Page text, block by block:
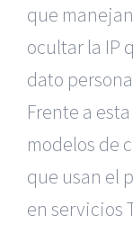
que
ocultar la IP
dato
Frente a
modelos de
que usan el
en servicios